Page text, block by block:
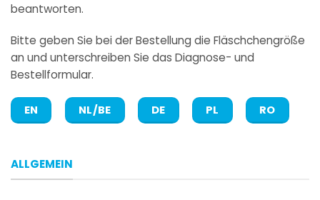
beantworten.
Bitte geben Sie bei der Bestellung die Fläschchengröße
an und unterschreiben Sie das Diagnose- und
Bestellformular.
EN NL/BE DE PL RO
ALLGEMEIN